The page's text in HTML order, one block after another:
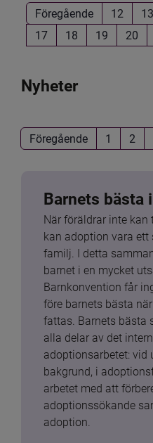
Föregående 12 13
17
18 19 20
Nyheter
Föregående 1 2
Barnets bästa
När föräldrar inte
kan adoption vara ett
familj. I detta
barnet i en mycket
Barnkonvention får
före barnets bästa
fattas. Barnets bästa
alla delar av det
adoptionsarbetet: vid
bakgrund, i
arbetet med att
adoptionssökande
adoption.